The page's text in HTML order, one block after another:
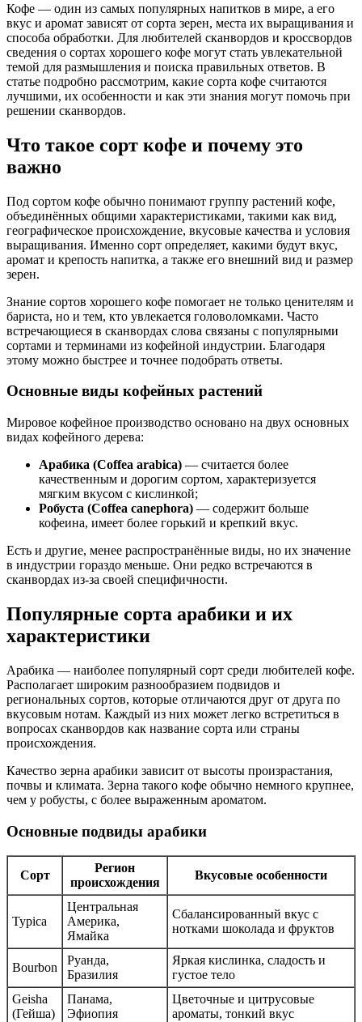
Кофе — один из самых популярных напитков в мире, а его
вкус и аромат зависят от сорта зерен, места их выращивания и
способа обработки. Для любителей сканвордов и кроссвордов
сведения о сортах хорошего кофе могут стать увлекательной
темой для размышления и поиска правильных ответов. В
статье подробно рассмотрим, какие сорта кофе считаются
лучшими, их особенности и как эти знания могут помочь при
решении сканвордов.
Что такое сорт кофе и почему это
важно
Под сортом кофе обычно понимают группу растений кофе,
объединённых общими характеристиками, такими как вид,
географическое происхождение, вкусовые качества и условия
выращивания. Именно сорт определяет, какими будут вкус,
аромат и крепость напитка, а также его внешний вид и размер
зерен.
Знание сортов хорошего кофе помогает не только ценителям и
бариста, но и тем, кто увлекается головоломками. Часто
встречающиеся в сканвордах слова связаны с популярными
сортами и терминами из кофейной индустрии. Благодаря
этому можно быстрее и точнее подобрать ответы.
Основные виды кофейных растений
Мировое кофейное производство основано на двух основных
видах кофейного дерева:
Арабика (Coffea arabica) — считается более
качественным и дорогим сортом, характеризуется
мягким вкусом с кислинкой;
Робуста (Coffea canephora) — содержит больше
кофеина, имеет более горький и крепкий вкус.
Есть и другие, менее распространённые виды, но их значение
в индустрии гораздо меньше. Они редко встречаются в
сканвордах из-за своей специфичности.
Популярные сорта арабики и их
характеристики
Арабика — наиболее популярный сорт среди любителей кофе.
Располагает широким разнообразием подвидов и
региональных сортов, которые отличаются друг от друга по
вкусовым нотам. Каждый из них может легко встретиться в
вопросах сканвордов как название сорта или страны
происхождения.
Качество зерна арабики зависит от высоты произрастания,
почвы и климата. Зерна такого кофе обычно немного крупнее,
чем у робусты, с более выраженным ароматом.
Основные подвиды арабики
Сорт
Регион
происхождения
Вкусовые особенности
Typica
Центральная
Америка,
Ямайка
Сбалансированный вкус с
нотками шоколада и фруктов
Bourbon
Руанда,
Бразилия
Яркая кислинка, сладость и
густое тело
Geisha
(Гейша)
Панама,
Эфиопия
Цветочные и цитрусовые
ароматы, тонкий вкус